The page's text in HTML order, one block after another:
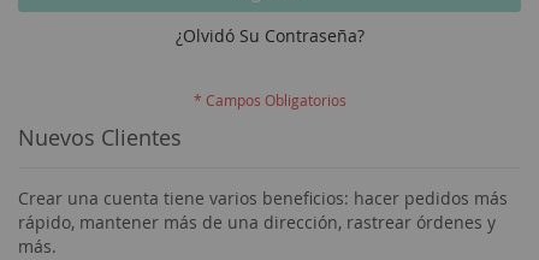
¿Olvidó Su Contraseña?
Nuevos Clientes
Crear una cuenta tiene varios beneficios: hacer pedidos más
rápido, mantener más de una dirección, rastrear órdenes y
más.